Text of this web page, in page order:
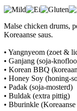
Malse chicken drums,
Koreaanse saus.
• Yangnyeom (zoet &
• Ganjang (soja-
• Korean BBQ
• Honey Soy (honing-
• Padak (soja-mosterd)
• Buldak (extra pittig)
• Bburinkle